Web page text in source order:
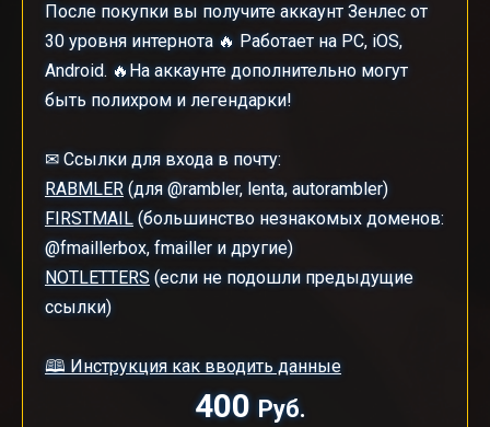
После покупки вы получите аккаунт Зенлес от
30 уровня интернота 🔥 Работает на PC, iOS,
Android. 🔥На аккаунте дополнительно могут
быть полихром и легендарки!
✉ Ссылки для входа в почту:
RABMLER (для @rambler, lenta, autorambler)
FIRSTMAIL (большинство незнакомых доменов:
@fmaillerbox, fmailler и другие)
NOTLETTERS (если не подошли предыдущие
ссылки)
🕮 Инструкция как вводить данные
400 Руб.